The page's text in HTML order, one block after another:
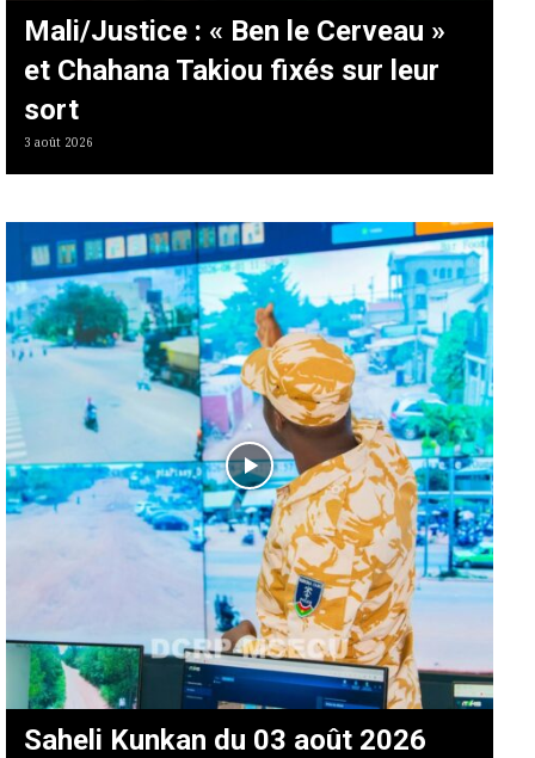
Mali/Justice : « Ben le Cerveau »
et Chahana Takiou fixés sur leur
sort
3 août 2026
Saheli Kunkan du 03 août 2026